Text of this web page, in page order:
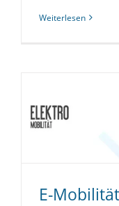
Weiterlesen
E-Mobilität